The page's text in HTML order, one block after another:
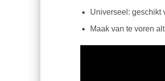
Universeel: geschikt
Maak van te voren